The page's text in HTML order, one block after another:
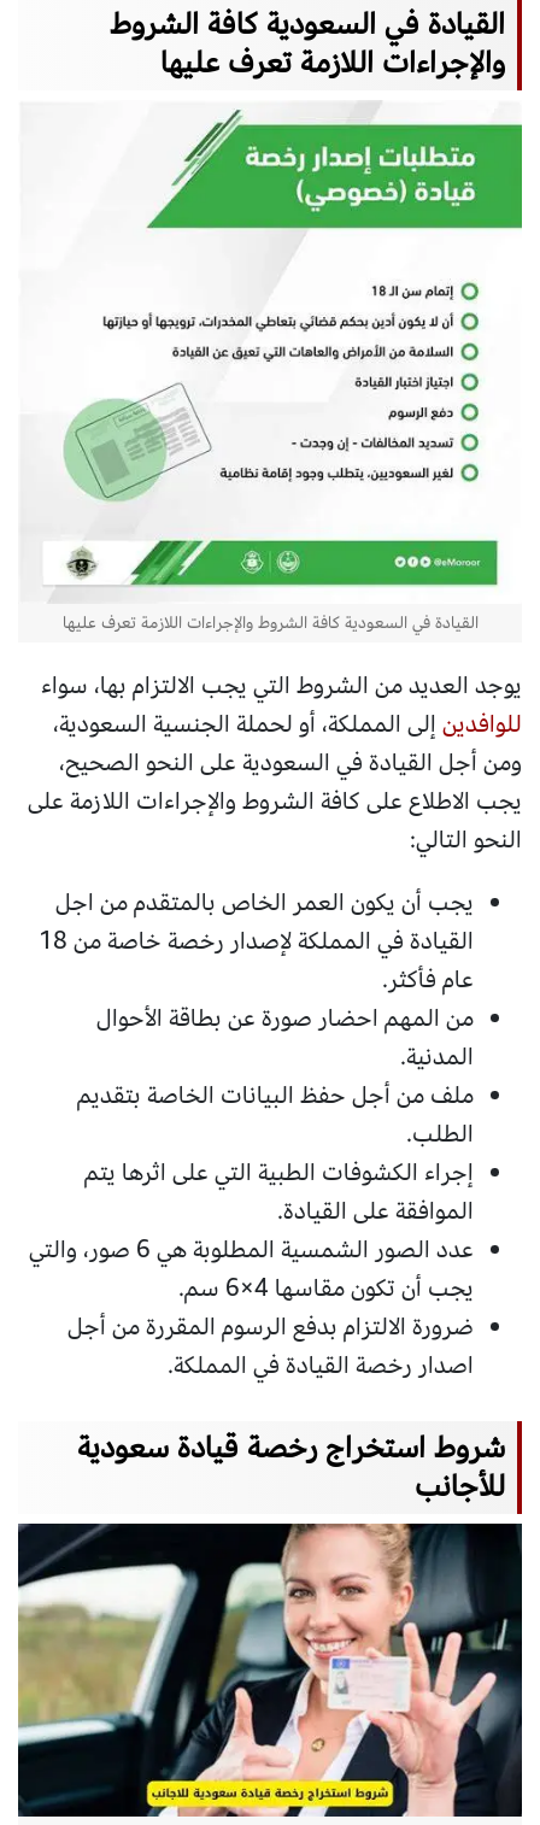
القيادة في السعودية كافة الشروط
والإجراءات اللازمة تعرف عليها
القيادة في السعودية كافة الشروط والإجراءات اللازمة تعرف عليها
يوجد العديد من الشروط التي يجب الالتزام بها، سواء
للوافدين إلى المملكة، أو لحملة الجنسية السعودية،
ومن أجل القيادة في السعودية على النحو الصحيح،
يجب الاطلاع على كافة الشروط والإجراءات اللازمة على
النحو التالي:
يجب أن يكون العمر الخاص بالمتقدم من اجل
القيادة في المملكة لإصدار رخصة خاصة من 18
عام فأكثر.
من المهم احضار صورة عن بطاقة الأحوال
المدنية.
ملف من أجل حفظ البيانات الخاصة بتقديم
الطلب.
إجراء الكشوفات الطبية التي على اثرها يتم
الموافقة على القيادة.
عدد الصور الشمسية المطلوبة هي 6 صور، والتي
يجب أن تكون مقاسها 4×6 سم.
ضرورة الالتزام بدفع الرسوم المقررة من أجل
اصدار رخصة القيادة في المملكة.
شروط استخراج رخصة قيادة سعودية
للأجانب